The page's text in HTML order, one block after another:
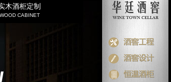
木酒柜定制
WOOD CABINET